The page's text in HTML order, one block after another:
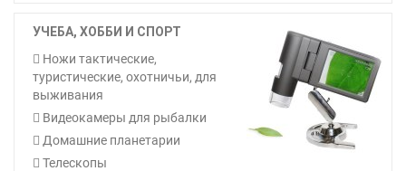
УЧЕБА, ХОББИ И СПОРТ
Ножи тактические,
туристические, охотничьи, для
выживания
Видеокамеры для рыбалки
Домашние планетарии
Телескопы